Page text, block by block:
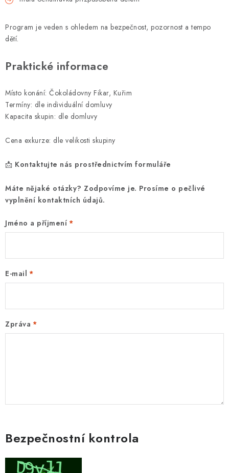
Program je veden s ohledem na bezpečnost, pozornost a tempo
dětí.
Praktické informace
Místo konání: Čokoládovny Fikar, Kuřim
Termíny: dle individuální domluvy
Kapacita skupin: dle domluvy
Cena exkurze: dle velikosti skupiny
📩 Kontaktujte nás prostřednictvím formuláře
Máte nějaké otázky? Zodpovíme je. Prosíme o pečlivé
vyplnění kontaktních údajů.
Jméno a příjmení
E-mail
Zpráva
Bezpečnostní kontrola